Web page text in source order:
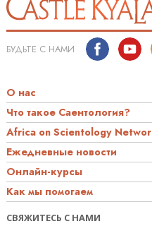
БУДЬТЕ С НАМИ
О нас
Что такое Саентология?
Africa on Scientology
Ежедневные новости
Онлайн-курсы
Как мы помогаем
СВЯЖИТЕСЬ С НАМИ